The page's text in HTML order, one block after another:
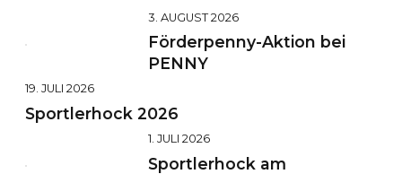
3. AUGUST 2026
Förderpenny-Aktion bei
PENNY
19. JULI 2026
Sportlerhock 2026
1. JULI 2026
Sportlerhock am